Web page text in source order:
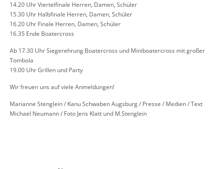
14.20 Uhr Viertelfinale Herren, Damen, Schüler
15.30 Uhr Halbfinale Herren, Damen, Schüler
16.20 Uhr Finale Herren, Damen, Schüler
16.35 Ende Boatercross
Ab 17.30 Uhr Siegerehrung Boatercross und Miniboatercross mit großer
Tombola
19.00 Uhr Grillen und Party
Wir freuen uns auf viele Anmeldungen!
Marianne Stenglein / Kanu Schwaben Augsburg / Presse / Medien / Text
Michael Neumann / Foto Jens Klatt und M.Stenglein